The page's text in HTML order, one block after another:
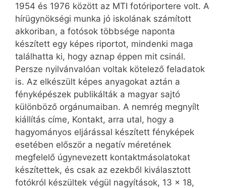
1954 és 1976 között az MTI fotóriportere volt. A
hírügynökségi munka jó iskolának számított
akkoriban, a fotósok többsége naponta
készített egy képes riportot, mindenki maga
találhatta ki, hogy aznap éppen mit csinál.
Persze nyilvánvalóan voltak kötelező feladatok
is. Az elkészült képes anyagokat aztán a
fényképészek publikálták a magyar sajtó
különböző orgánumaiban. A nemrég megnyílt
kiállítás címe, Kontakt, arra utal, hogy a
hagyományos eljárással készített fényképek
esetében először a negatív méretének
megfelelő úgynevezett kontaktmásolatokat
készítettek, és csak az ezekből kiválasztott
fotókról készültek végül nagyítások, 13 x 18,